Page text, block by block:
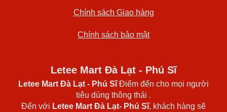
Chính sách Giao hàng
Chính sách bảo mật
Letee Mart Đà Lạt - Phú Sĩ
Letee Mart Đà Lạt - Phú SĩĐiểm đến cho mọi người
tiêu dùng thông thái .
Đến với Letee Mart Đà Lạt- Phú Sĩ, khách hàng sẽ